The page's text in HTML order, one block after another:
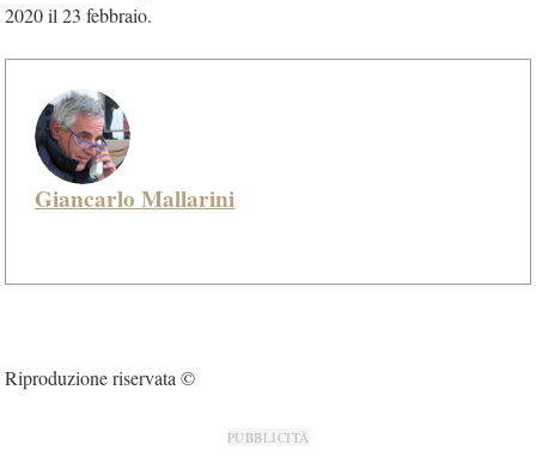
2020 il 23 febbraio.
Giancarlo Mallarini
Riproduzione riservata ©
PUBBLICITÀ